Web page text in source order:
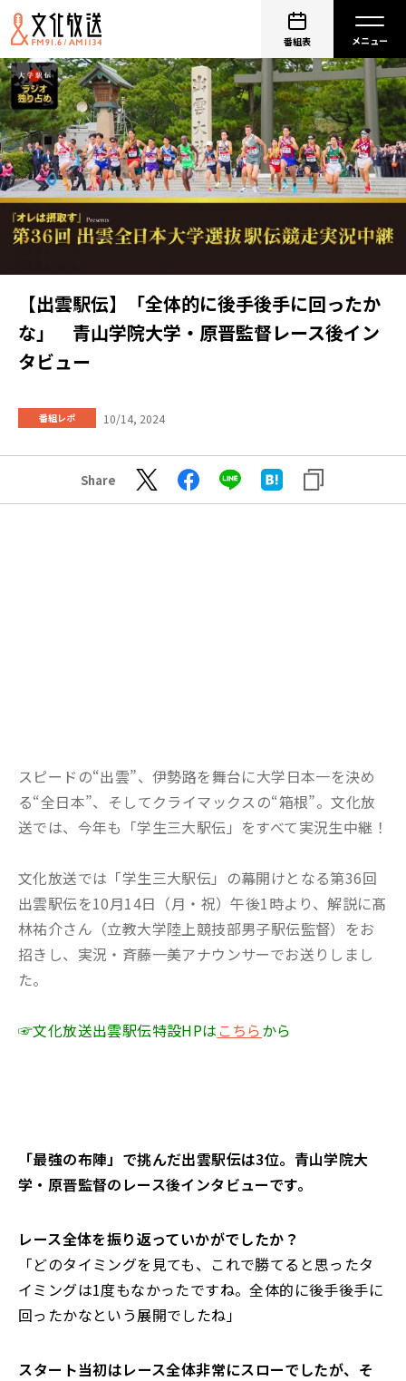
番組表
【出雲駅伝】「全体的に後手後手に回ったか
な」 青山学院大学・原晋監督レース後イン
タビュー
番組レポ 10/14, 2024
Share
スピードの“出雲”、伊勢路を舞台に大学日本一を決め
る“全日本”、そしてクライマックスの“箱根”。文化放
送では、今年も「学生三大駅伝」をすべて実況生中継！
文化放送では「学生三大駅伝」の幕開けとなる第36回
出雲駅伝を10月14日（月・祝）午後1時より、解説に髙
林祐介さん（立教大学陸上競技部男子駅伝監督）をお
招きし、実況・斉藤一美アナウンサーでお送りしまし
た。
☞文化放送出雲駅伝特設HPは こちらから
「最強の布陣」で挑んだ出雲駅伝は3位。青山学院大
学・原晋監督のレース後インタビューです。
――レース全体を振り返っていかがでしたか？
「どのタイミングを見ても、これで勝てると思ったタ
イミングは1度もなかったですね。全体的に後手後手に
回ったかなという展開でしたね」
――スタート当初はレース全体非常にスローでしたが、そ